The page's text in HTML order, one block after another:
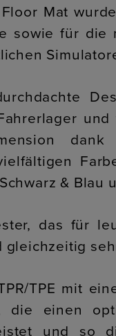
Mat
sowie für
& Blau
das für
gleichzeitig
TPE mit
die einen
und so